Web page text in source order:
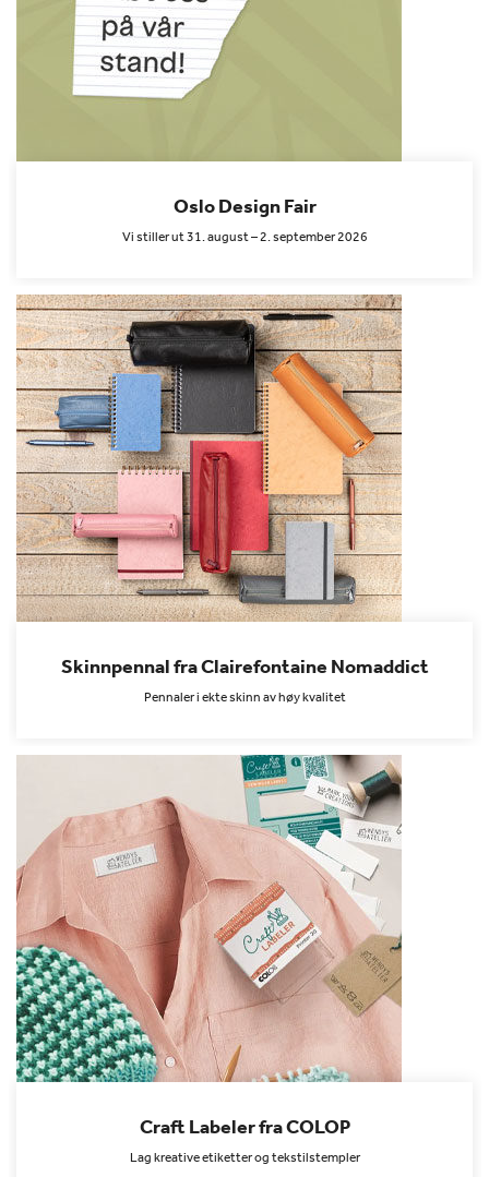
Oslo Design Fair
Vi stiller ut 31. august – 2. september 2026
Skinnpennal fra Clairefontaine Nomaddict
Pennaler i ekte skinn av høy kvalitet
Craft Labeler fra COLOP
Lag kreative etiketter og tekstilstempler